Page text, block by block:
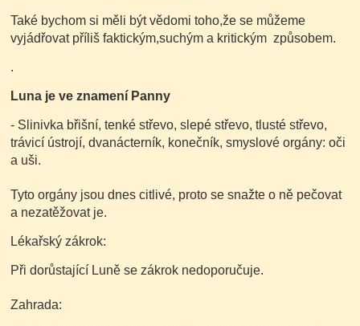
Také bychom si měli být vědomi toho,že se můžeme
vyjádřovat příliš faktickým,suchým a kritickým způsobem.
.
Luna je ve znamení Panny
- Slinivka břišní, tenké střevo, slepé střevo, tlusté střevo,
trávicí ústrojí, dvanácterník, konečník, smyslové orgány: oči
a uši.
Tyto orgány jsou dnes citlivé, proto se snažte o ně pečovat
a nezatěžovat je.
Lékařský zákrok:
Při dorůstající Luně se zákrok nedoporučuje.
Zahrada: